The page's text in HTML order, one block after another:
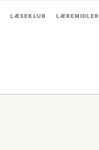
LÆSEKLUB LÆREMIDLER